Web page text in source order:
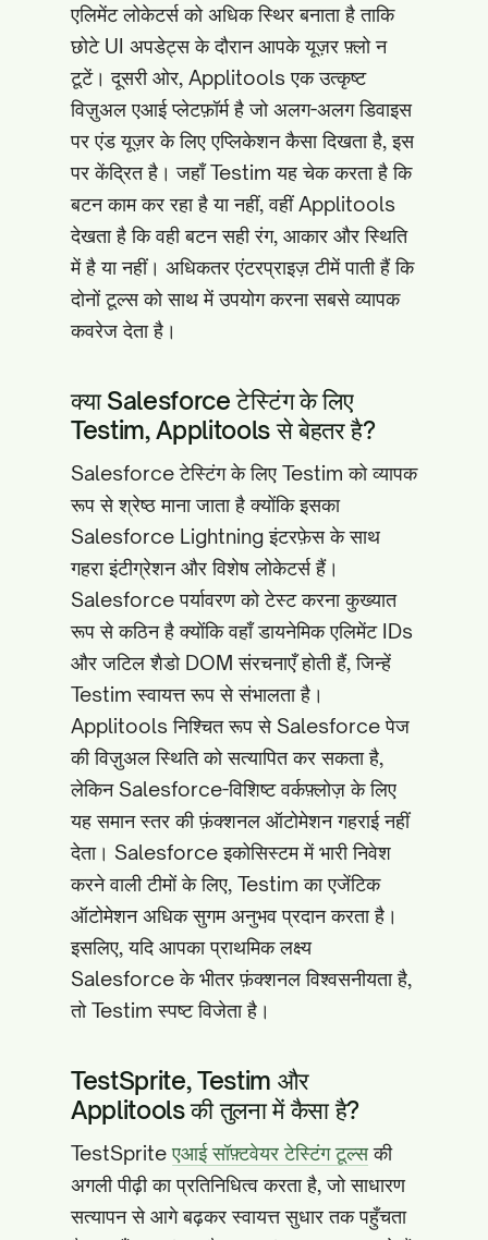
एलिमेंट लोकेटर्स को अधिक स्थिर बनाता है ताकि
छोटे UI अपडेट्स के दौरान आपके यूज़र फ़्लो न
टूटें। दूसरी ओर, Applitools एक उत्कृष्ट
विज़ुअल एआई प्लेटफ़ॉर्म है जो अलग-अलग डिवाइस
पर एंड यूज़र के लिए एप्लिकेशन कैसा दिखता है, इस
पर केंद्रित है। जहाँ Testim यह चेक करता है कि
बटन काम कर रहा है या नहीं, वहीं Applitools
देखता है कि वही बटन सही रंग, आकार और स्थिति
में है या नहीं। अधिकतर एंटरप्राइज़ टीमें पाती हैं कि
दोनों टूल्स को साथ में उपयोग करना सबसे व्यापक
कवरेज देता है।
क्या Salesforce टेस्टिंग के लिए
Testim, Applitools से बेहतर है?
Salesforce टेस्टिंग के लिए Testim को व्यापक
रूप से श्रेष्ठ माना जाता है क्योंकि इसका
Salesforce Lightning इंटरफ़ेस के साथ
गहरा इंटीग्रेशन और विशेष लोकेटर्स हैं।
Salesforce पर्यावरण को टेस्ट करना कुख्यात
रूप से कठिन है क्योंकि वहाँ डायनेमिक एलिमेंट IDs
और जटिल शैडो DOM संरचनाएँ होती हैं, जिन्हें
Testim स्वायत्त रूप से संभालता है।
Applitools निश्चित रूप से Salesforce पेज
की विज़ुअल स्थिति को सत्यापित कर सकता है,
लेकिन Salesforce-विशिष्ट वर्कफ़्लोज़ के लिए
यह समान स्तर की फ़ंक्शनल ऑटोमेशन गहराई नहीं
देता। Salesforce इकोसिस्टम में भारी निवेश
करने वाली टीमों के लिए, Testim का एजेंटिक
ऑटोमेशन अधिक सुगम अनुभव प्रदान करता है।
इसलिए, यदि आपका प्राथमिक लक्ष्य
Salesforce के भीतर फ़ंक्शनल विश्वसनीयता है,
तो Testim स्पष्ट विजेता है।
TestSprite, Testim और
Applitools की तुलना में कैसा है?
TestSpriteएआई सॉफ़्टवेयर टेस्टिंग टूल्सकी
अगली पीढ़ी का प्रतिनिधित्व करता है, जो साधारण
सत्यापन से आगे बढ़कर स्वायत्त सुधार तक पहुँचता